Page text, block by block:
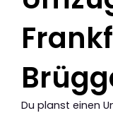
Du planst einen